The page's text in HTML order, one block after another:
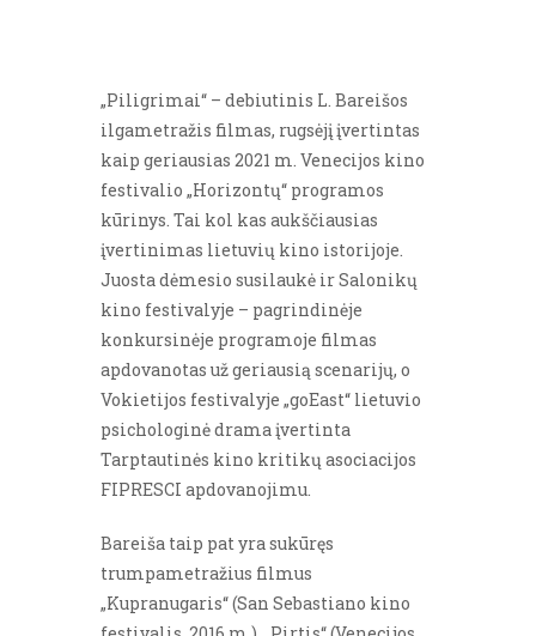
„Piligrimai“ – debiutinis L. Bareišos
ilgametražis filmas, rugsėjį įvertintas
kaip geriausias 2021 m. Venecijos kino
festivalio „Horizontų“ programos
kūrinys. Tai kol kas aukščiausias
įvertinimas lietuvių kino istorijoje.
Juosta dėmesio susilaukė ir Salonikų
kino festivalyje – pagrindinėje
konkursinėje programoje filmas
apdovanotas už geriausią scenarijų, o
Vokietijos festivalyje „goEast“ lietuvio
psichologinė drama įvertinta
Tarptautinės kino kritikų asociacijos
FIPRESCI apdovanojimu.
Bareiša taip pat yra sukūręs
trumpametražius filmus
„Kupranugaris“ (San Sebastiano kino